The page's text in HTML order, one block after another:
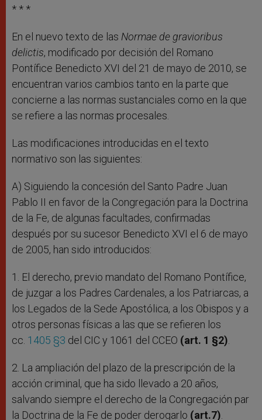
* * *
En el nuevo texto de las Normae de gravioribus
delictis, modificado por decisión del Romano
Pontífice Benedicto XVI del 21 de mayo de 2010, se
encuentran varios cambios tanto en la parte que
concierne a las normas sustanciales como en la que
se refiere a las normas procesales.
Las modificaciones introducidas en el texto
normativo son las siguientes:
A) Siguiendo la concesión del Santo Padre Juan
Pablo II en favor de la Congregación para la Doctrina
de la Fe, de algunas facultades, confirmadas
después por su sucesor Benedicto XVI el 6 de mayo
de 2005, han sido introducidos:
1. El derecho, previo mandato del Romano Pontífice,
de juzgar a los Padres Cardenales, a los Patriarcas, a
los Legados de la Sede Apostólica, a los Obispos y a
otros personas físicas a las que se refieren los
cc. 1405 §3 del CIC y 1061 del CCEO (art. 1 §2).
2. La ampliación del plazo de la prescripción de la
acción criminal, que ha sido llevado a 20 años,
salvando siempre el derecho de la Congregación par
la Doctrina de la Fe de poder derogarlo (art.7).